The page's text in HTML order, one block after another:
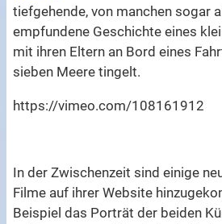
tiefgehende, von manchen sogar
empfundene Geschichte eines
mit ihren Eltern an Bord eines
sieben Meere tingelt.
https://vimeo.com/108161912
In der Zwischenzeit sind einige
Filme auf ihrer Website
Beispiel das Porträt der beiden